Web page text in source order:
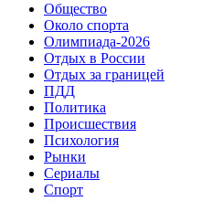
Общество
Около спорта
Олимпиада-2026
Отдых в России
Отдых за границей
ПДД
Политика
Происшествия
Психология
Рынки
Сериалы
Спорт